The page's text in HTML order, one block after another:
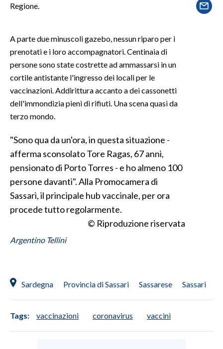
GOSSIP
SALUTE
NOTIZIE
EVENTI
#CARAUNIONE
INSULARITÀ
INFO AZIENDE
ANNUNCI
SPIAGGE
STORE
Regione.
A parte due minuscoli gazebo, nessun riparo per i
prenotati e i loro accompagnatori. Centinaia di
persone sono state costrette ad ammassarsi in un
cortile antistante l'ingresso dei locali per le
vaccinazioni. Addirittura accanto a dei cassonetti
dell'immondizia pieni di rifiuti. Una scena quasi da
terzo mondo.
"Sono qua da un'ora, in questa situazione -
afferma sconsolato Tore Ragas, 67 anni,
pensionato di Porto Torres - e ho almeno 100
persone davanti". Alla Promocamera di
Sassari, il principale hub vaccinale, per ora
procede tutto regolarmente.
© Riproduzione riservata
Argentino Tellini
Sardegna Provincia di Sassari Sassarese Sassari
Tags: vaccinazioni coronavirus vaccini